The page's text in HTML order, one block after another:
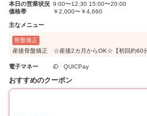
本日の営業状況 9:00〜12:30 15:00〜20:00
価格帯
￥2,000〜￥4,660
主なメニュー
骨盤矯正
産後骨盤矯正 ☆産後2カ月からOK☆【初回約60分
電子マネー iD QUICPay
おすすめのクーポン